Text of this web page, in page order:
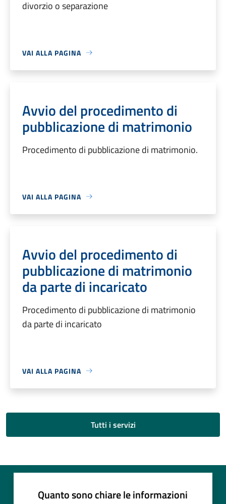
divorzio o separazione
VAI ALLA PAGINA
Avvio del procedimento di
pubblicazione di matrimonio
Procedimento di pubblicazione di matrimonio.
VAI ALLA PAGINA
Avvio del procedimento di
pubblicazione di matrimonio
da parte di incaricato
Procedimento di pubblicazione di matrimonio
da parte di incaricato
VAI ALLA PAGINA
Tutti i servizi
Quanto sono chiare le informazioni